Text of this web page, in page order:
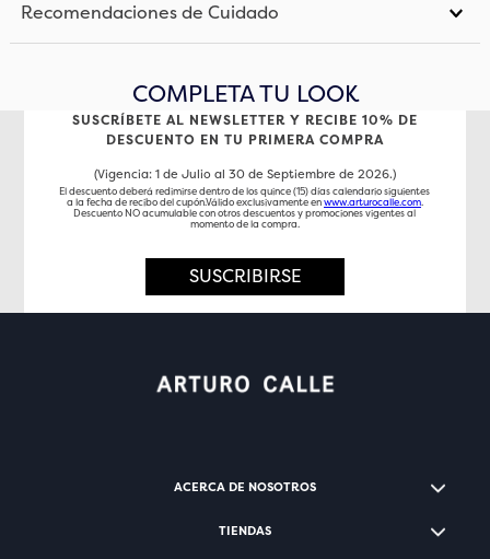
Recomendaciones de Cuidado
COMPLETA TU LOOK
SUSCRÍBETE AL NEWSLETTER Y RECIBE 10% DE
DESCUENTO EN TU PRIMERA COMPRA
(Vigencia: 1 de Julio al 30 de Septiembre de 2026.)
El descuento deberá redimirse dentro de los quince (15) días calendario siguientes
a la fecha de recibo del cupón.Válido exclusivamente enwww.arturocalle.com.
Descuento NO acumulable con otros descuentos y promociones vigentes al
momento de la compra.
SUSCRIBIRSE
ACERCA DE NOSOTROS
TIENDAS